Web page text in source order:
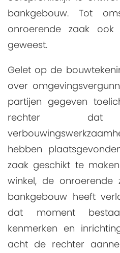
bankgebouw. Tot
onroerende zaak
geweest.
Gelet op de
over
partijen gegeven
rechter
hebben
zaak geschikt te
winkel, de
bankgebouw heeft
dat moment
kenmerken en
acht de rechter